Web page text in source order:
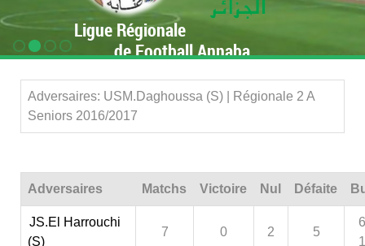
Ligue Régionale
de Football Annaba
Adversaires: USM.Daghoussa (S) | Régionale 2 A
Seniors 2016/2017
Adversaires Matchs Victoire Nul Défaite
JS.El Harrouchi
(S)
7 0 2 5